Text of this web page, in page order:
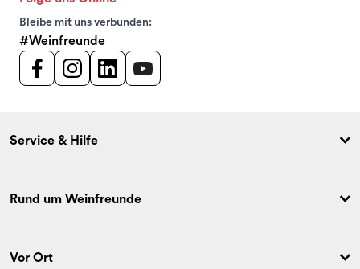
Bleibe mit uns verbunden:
#Weinfreunde
Service & Hilfe
Rund um Weinfreunde
Vor Ort